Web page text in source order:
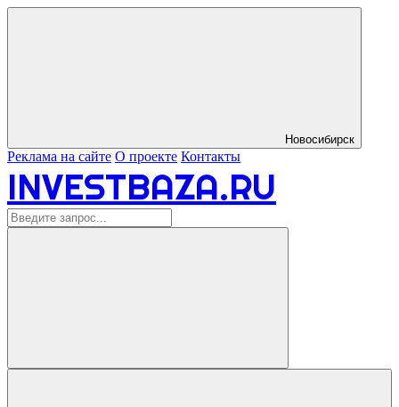
Новосибирск
Реклама на сайте О проекте Контакты
INVESTBAZA.RU